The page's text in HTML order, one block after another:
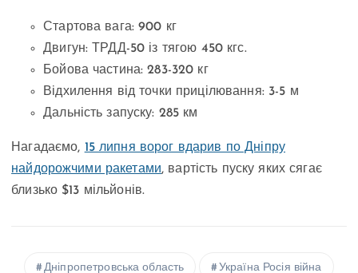
Стартова вага: 900 кг
Двигун: ТРДД-50 із тягою 450 кгс.
Бойова частина: 283-320 кг
Відхилення від точки прицілювання: 3-5 м
Дальність запуску: 285 км
Нагадаємо, 15 липня ворог вдарив по Дніпру
найдорожчими ракетами, вартість пуску яких сягає
близько $13 мільйонів.
Дніпропетровська область Україна Росія війна